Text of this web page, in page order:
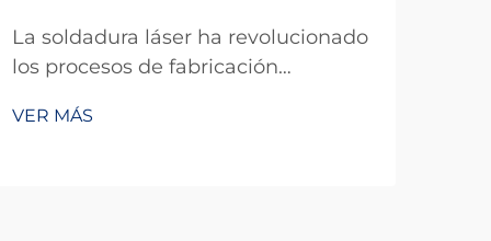
La soldadura láser ha revolucionado
los procesos de fabricación
versatilidad sin precedentes en la
VER MÁS